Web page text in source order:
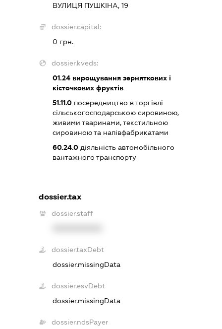
ВУЛИЦЯ ПУШКІНА, 19
dossier.capital:
0 грн.
dossier.kveds:
01.24 вирощування зерняткових і
кісточкових фруктів
51.11.0 посередництво в торгівлі
сільськогосподарською сировиною,
живими тваринами, текстильною
сировиною та напівфабрикатами
60.24.0 діяльність автомобільного
вантажного транспорту
dossier.tax
dossier.staff
dossier.taxDebt
dossier.missingData
dossier.esvDebt
dossier.missingData
dossier.ndsPayer